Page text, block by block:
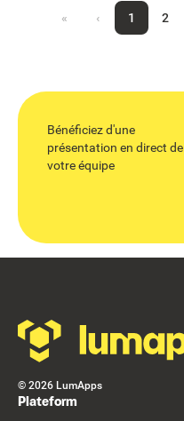
« ‹ 1 2
Bénéficiez d'une
présentation en direct de
votre équipe
© 2026 LumApps
Plateform